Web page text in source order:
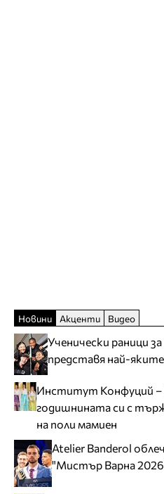
Новини Акценти Видео
Ученически раници
представя най-
Институт Конфуций –
годишнината си с
на поли мамиен
Atelier Banderol
"Мистър Варна